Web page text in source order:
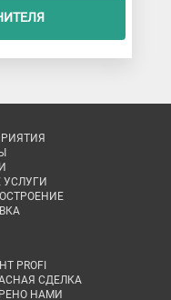
УСЛУГИ
PROFI
СДЕЛКА
НАМИ